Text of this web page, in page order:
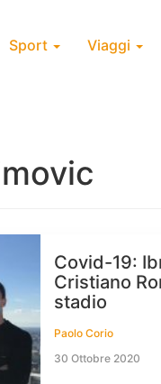
Sport Viaggi
Covid-19:
Cristiano
stadio
Paolo Corio
30 Ottobre 2020